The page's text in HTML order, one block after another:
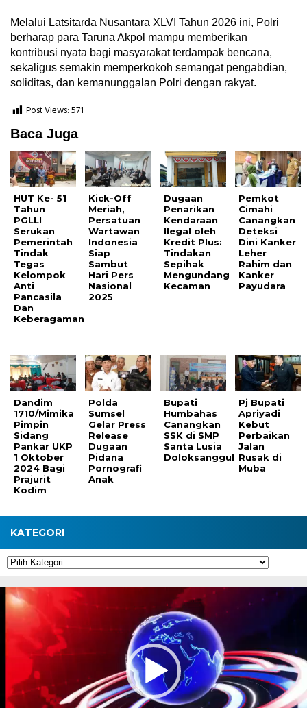
Melalui Latsitarda Nusantara XLVI Tahun 2026 ini, Polri
berharap para Taruna Akpol mampu memberikan
kontribusi nyata bagi masyarakat terdampak bencana,
sekaligus semakin memperkokoh semangat pengabdian,
soliditas, dan kemanunggalan Polri dengan rakyat.
Post Views:571
Baca Juga
HUT Ke- 51
Tahun
PGLLI
Serukan
Pemerintah
Tindak
Tegas
Kelompok
Anti
Pancasila
Dan
Keberagaman
Kick-Off
Meriah,
Persatuan
Wartawan
Indonesia
Siap
Sambut
Hari Pers
Nasional
2025
Dugaan
Penarikan
Kendaraan
Ilegal oleh
Kredit Plus:
Tindakan
Sepihak
Mengundang
Kecaman
Pemkot
Cimahi
Canangkan
Deteksi
Dini Kanker
Leher
Rahim dan
Kanker
Payudara
Dandim
1710/Mimika
Pimpin
Sidang
Pankar UKP
1 Oktober
2024 Bagi
Prajurit
Kodim
Polda
Sumsel
Gelar Press
Release
Dugaan
Pidana
Pornografi
Anak
Bupati
Humbahas
Canangkan
SSK di SMP
Santa Lusia
Doloksanggul
Pj Bupati
Apriyadi
Kebut
Perbaikan
Jalan
Rusak di
Muba
KATEGORI
Kategori
Pemutar
Video